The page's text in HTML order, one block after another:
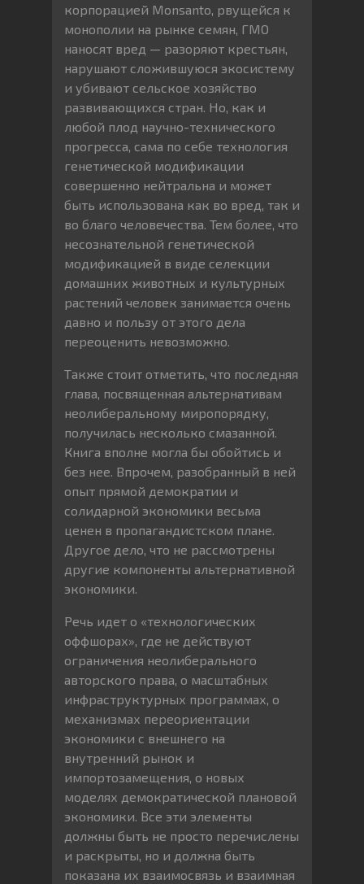
корпорацией Monsanto, рвущейся к
монополии на рынке семян, ГМО
наносят вред — разоряют крестьян,
нарушают сложившуюся экосистему
и убивают сельское хозяйство
развивающихся стран. Но, как и
любой плод научно-технического
прогресса, сама по себе технология
генетической модификации
совершенно нейтральна и может
быть использована как во вред, так и
во благо человечества. Тем более, что
несознательной генетической
модификацией в виде селекции
домашних животных и культурных
растений человек занимается очень
давно и пользу от этого дела
переоценить невозможно.
Также стоит отметить, что последняя
глава, посвященная альтернативам
неолиберальному миропорядку,
получилась несколько смазанной.
Книга вполне могла бы обойтись и
без нее. Впрочем, разобранный в ней
опыт прямой демократии и
солидарной экономики весьма
ценен в пропагандистском плане.
Другое дело, что не рассмотрены
другие компоненты альтернативной
экономики.
Речь идет о «технологических
оффшорах», где не действуют
ограничения неолиберального
авторского права, о масштабных
инфраструктурных программах, о
механизмах переориентации
экономики с внешнего на
внутренний рынок и
импортозамещения, о новых
моделях демократической плановой
экономики. Все эти элементы
должны быть не просто перечислены
и раскрыты, но и должна быть
показана их взаимосвязь и взаимная